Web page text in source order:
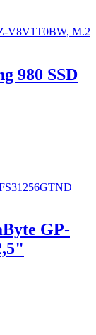
980 SSD
GP-